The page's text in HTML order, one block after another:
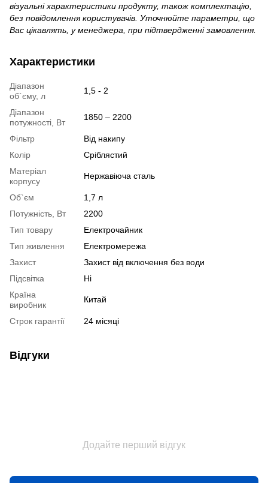
візуальні характеристики продукту, також комплектацію,
без повідомлення користувачів. Уточнюйте параметри, що
Вас цікавлять, у менеджера, при підтвердженні замовлення.
Характеристики
Діапазон
об`єму, л
1,5 - 2
Діапазон
потужності, Вт
1850 – 2200
Фільтр
Від накипу
Колір
Сріблястий
Матеріал
корпусу
Нержавіюча сталь
Об`єм
1,7 л
Потужність, Вт
2200
Тип товару
Електрочайник
Тип живлення
Електромережа
Захист
Захист від включення без води
Підсвітка
Ні
Країна
виробник
Китай
Строк гарантії 24 місяці
Відгуки
Додайте перший відгук